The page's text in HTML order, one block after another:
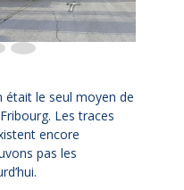
était le seul moyen de
Les traces
encore
pas les